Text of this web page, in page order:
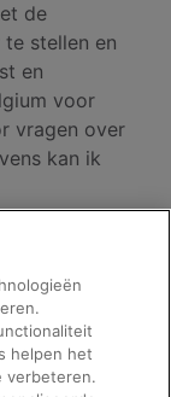
de
stellen en
en
voor
vragen over
kan ik
helpen het
verbeteren.